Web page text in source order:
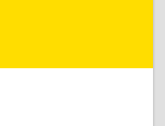
Пилотов ул, дом №